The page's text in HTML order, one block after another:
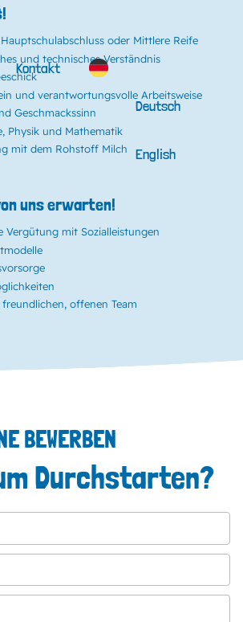
Kontakt
Deutsch
English
oder Mittlere Reife
und technisches Verständnis
und verantwortungsvolle Arbeitsweise
Geschmackssinn
Physik und Mathematik
mit dem Rohstoff Milch
uns erwarten!
Vergütung mit Sozialleistungen
offenen Team
BEWERBEN
Durchstarten?